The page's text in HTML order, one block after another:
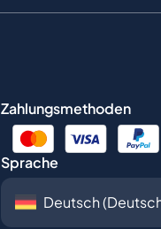
Zahlungsmethoden
Sprache